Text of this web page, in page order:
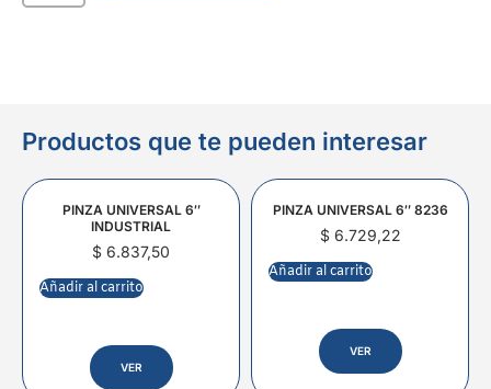
Productos que te pueden interesar
PINZA UNIVERSAL 6″
INDUSTRIAL
$ 6.837,50
Añadir al carrito
VER
PINZA UNIVERSAL 6″ 8236
$6.729,22
Añadir al carrito
VER